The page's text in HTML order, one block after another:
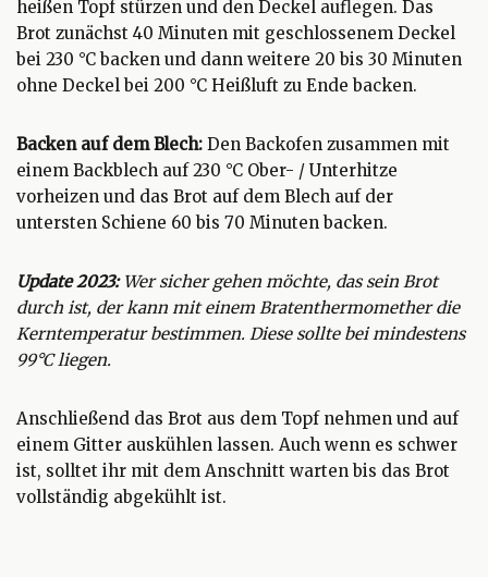
heißen Topf stürzen und den Deckel auflegen. Das
Brot zunächst 40 Minuten mit geschlossenem Deckel
bei 230 °C backen und dann weitere 20 bis 30 Minuten
ohne Deckel bei 200 °C Heißluft zu Ende backen.
Backen auf dem Blech: Den Backofen zusammen mit
einem Backblech auf 230 °C Ober- / Unterhitze
vorheizen und das Brot auf dem Blech auf der
untersten Schiene 60 bis 70 Minuten backen.
Update 2023:Wer sicher gehen möchte, das sein Brot
durch ist, der kann mit einem Bratenthermomether die
Kerntemperatur bestimmen. Diese sollte bei mindestens
99°C liegen.
Anschließend das Brot aus dem Topf nehmen und auf
einem Gitter auskühlen lassen. Auch wenn es schwer
ist, solltet ihr mit dem Anschnitt warten bis das Brot
vollständig abgekühlt ist.